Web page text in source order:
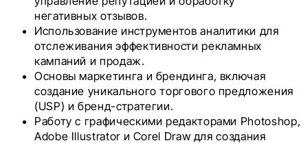
негативных отзывов.
Использование инструментов аналитики для
отслеживания эффективности рекламных
кампаний и продаж.
Основы маркетинга и брендинга, включая
создание уникального торгового предложения
(USP) и бренд-стратегии.
Работу с графическими редакторами Photoshop,
Adobe Illustrator и Corel Draw для создания